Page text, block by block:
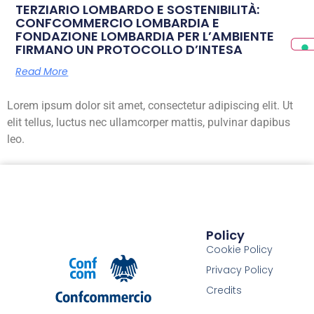
TERZIARIO LOMBARDO E SOSTENIBILITÀ:
CONFCOMMERCIO LOMBARDIA E
FONDAZIONE LOMBARDIA PER L’AMBIENTE
FIRMANO UN PROTOCOLLO D’INTESA
Read More
Lorem ipsum dolor sit amet, consectetur adipiscing elit. Ut
elit tellus, luctus nec ullamcorper mattis, pulvinar dapibus
leo.
Policy
Cookie Policy
Privacy Policy
Credits